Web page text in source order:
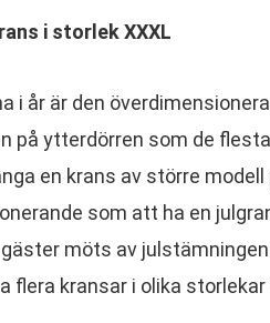
i storlek XXXL
i år är den
på ytterdörren som de
en krans av större
som att ha en
möts av
flera kransar i olika